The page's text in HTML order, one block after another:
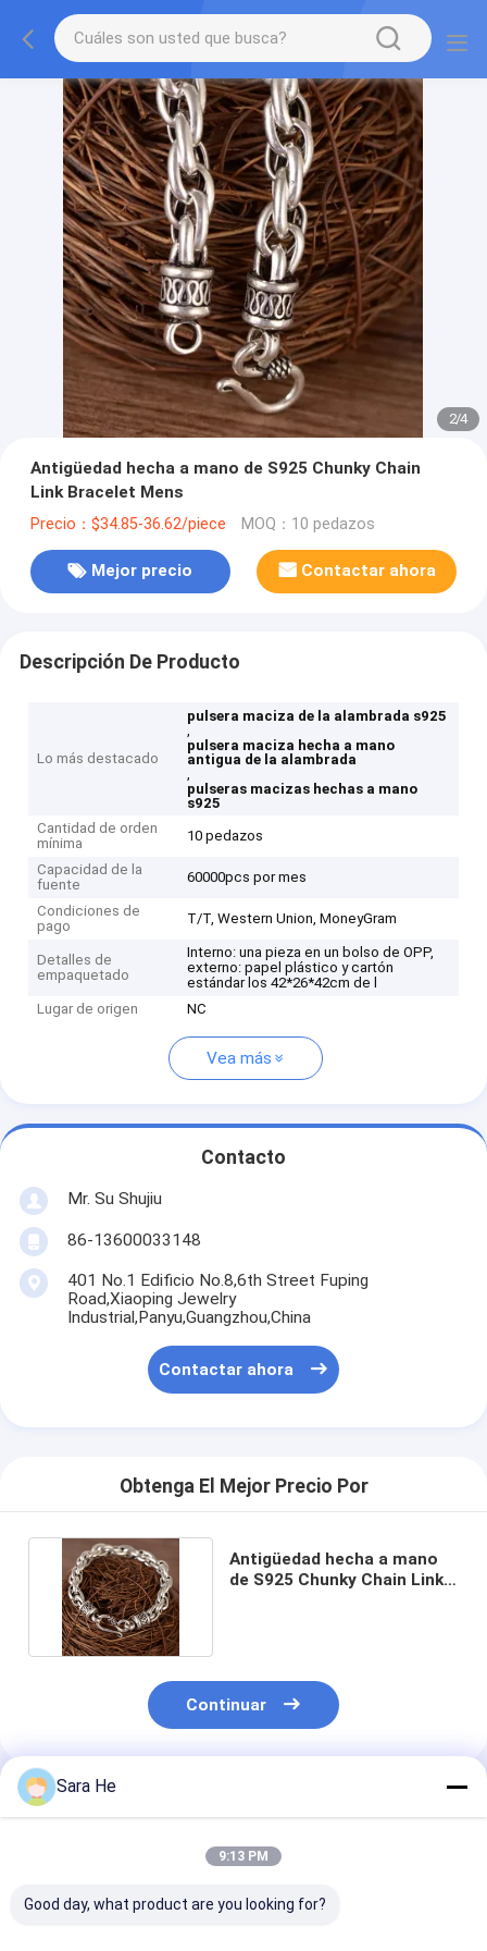
2/4
Antigüedad hecha a mano de S925 Chunky Chain
Link Bracelet Mens
Precio：$34.85-36.62/piece MOQ：10 pedazos
Mejor precio Contactar ahora
Descripción De Producto
Lo más destacado
pulsera maciza de la alambrada s925
,
pulsera maciza hecha a mano
antigua de la alambrada
,
pulseras macizas hechas a mano
s925
Cantidad de orden
mínima
10 pedazos
Capacidad de la
fuente
60000pcs por mes
Condiciones de
pago
T/T, Western Union, MoneyGram
Detalles de
empaquetado
Interno: una pieza en un bolso de OPP,
externo: papel plástico y cartón
estándar los 42*26*42cm de l
Lugar de origen
NC
Vea más
Contacto
Mr. Su Shujiu
86-13600033148
401 No.1 Edificio No.8,6th Street Fuping
Road,Xiaoping Jewelry
Industrial,Panyu,Guangzhou,China
Contactar ahora
Obtenga El Mejor Precio Por
Antigüedad hecha a mano
de S925 Chunky Chain Link
Continuar
Productos Recomendados
Sara He
9:13 PM
Good day, what product are you looking for?